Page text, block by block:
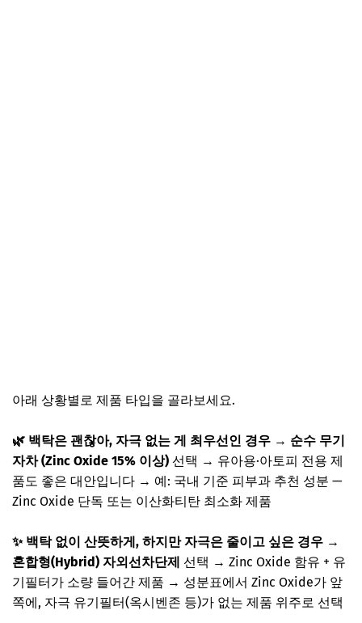
아래 상황별로 제품 타입을 골라보세요.
🌿 백탁은 괜찮아, 자극 없는 게 최우선인 경우 → 순수 무기
자차 (Zinc Oxide 15% 이상) 선택 → 유아용·아토피 전용 제
품도 좋은 대안입니다 → 예: 국내 기준 피부과 추천 성분 —
Zinc Oxide 단독 또는 이산화티탄 최소화 제품
✨ 백탁 없이 산뜻하게, 하지만 자극은 줄이고 싶은 경우 →
혼합형(Hybrid) 자외선차단제 선택 → Zinc Oxide 함유 + 유
기필터가 소량 들어간 제품 → 성분표에서 Zinc Oxide가 앞
쪽에, 자극 유기필터(옥시벤존 등)가 없는 제품 위주로 선택